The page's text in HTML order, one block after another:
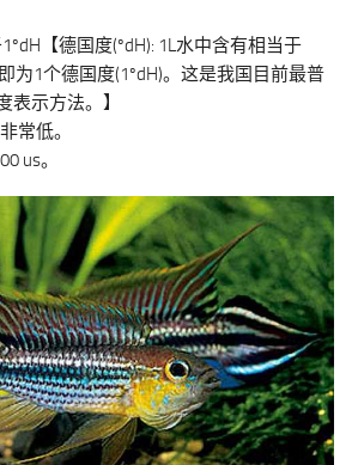
【德国度(ºdH): 1L水中含有相当于
为1个德国度(1ºdH)。这是我国目前最普
表示方法。】
常低。
us。